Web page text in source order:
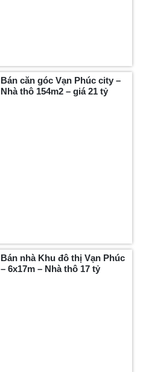
Bán căn góc Vạn Phúc city –
Nhà thô 154m2 – giá 21 tỷ
Bán nhà Khu đô thị Vạn Phúc
– 6x17m – Nhà thô 17 tỷ